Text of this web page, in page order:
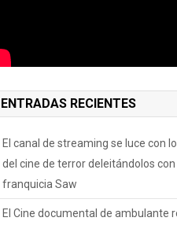
ENTRADAS RECIENTES
El canal de streaming se luce con
del cine de terror deleitándolos con
franquicia Saw
El Cine documental de ambulante